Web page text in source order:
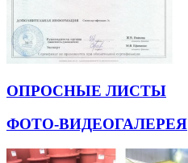
ОПРОСНЫЕ ЛИСТЫ
ФОТО-ВИДЕОГАЛЕРЕЯ